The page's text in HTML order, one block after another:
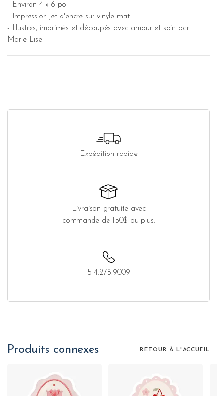
- Environ 4 x 6 po
- Impression jet d'encre sur vinyle mat
-
Illustrés, imprimés et découpés avec amour et soin par
Marie-Lise
Expédition rapide
Livraison gratuite avec
commande de 150$ ou plus.
514.278.9009
Produits connexes RETOUR À L'ACCUEIL